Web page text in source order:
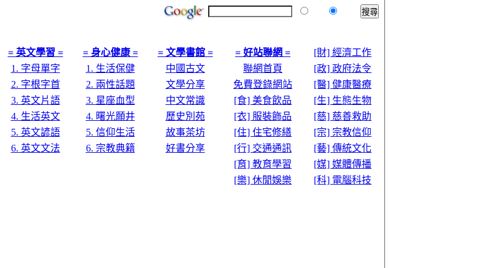
= 英文學習 = = 身心健康 = = 文學書館 = = 好站聯網 =
[財] 經濟工作
1. 字母單字 1. 生活保健 中國古文 聯網首頁
[政] 政府法令
2. 字根字首 2. 兩性話題 文學分享 免費登錄網站
[醫] 健康醫療
3. 英文片語 3. 星座血型 中文常識 [食] 美食飲品
[生] 生態生物
4. 生活英文 4. 曙光願井 歷史別苑 [衣] 服裝飾品
[慈] 慈善救助
5. 英文諺語 5. 信仰生活 故事茶坊 [住] 住宅修繕
[宗] 宗教信仰
6. 英文文法 6. 宗教典籍 好書分享 [行] 交通通訊
[藝] 傳統文化
[育] 教育學習
[媒] 媒體傳播
[樂] 休閒娛樂
[科] 電腦科技